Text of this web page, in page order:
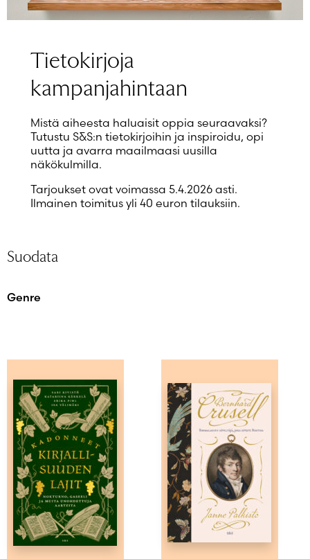
Salasana unohtunut?
Tietokirjoja
kampanjahintaan
Mistä aiheesta haluaisit oppia seuraavaksi?
Tutustu S&S:n tietokirjoihin ja inspiroidu, opi
uutta ja avarra maailmaasi uusilla
näkökulmilla.
Tarjoukset ovat voimassa 5.4.2026 asti.
Ilmainen toimitus yli 40 euron tilauksiin.
Suodata
Genre